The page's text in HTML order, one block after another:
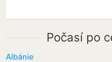
Počasí po
Albánie